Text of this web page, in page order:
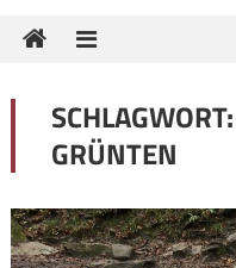
SCHLAGWORT:
GRÜNTEN